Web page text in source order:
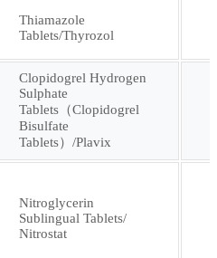
第九十四批
第九十六批
第九十八批
第一百批
Thiamazole
Tablets/Thyrozol
Clopidogrel Hydrogen
Sulphate
Tablets（Clopidogrel
Bisulfate
Tablets）/Plavix
Nitroglycerin
Sublingual Tablets/
Nitrostat